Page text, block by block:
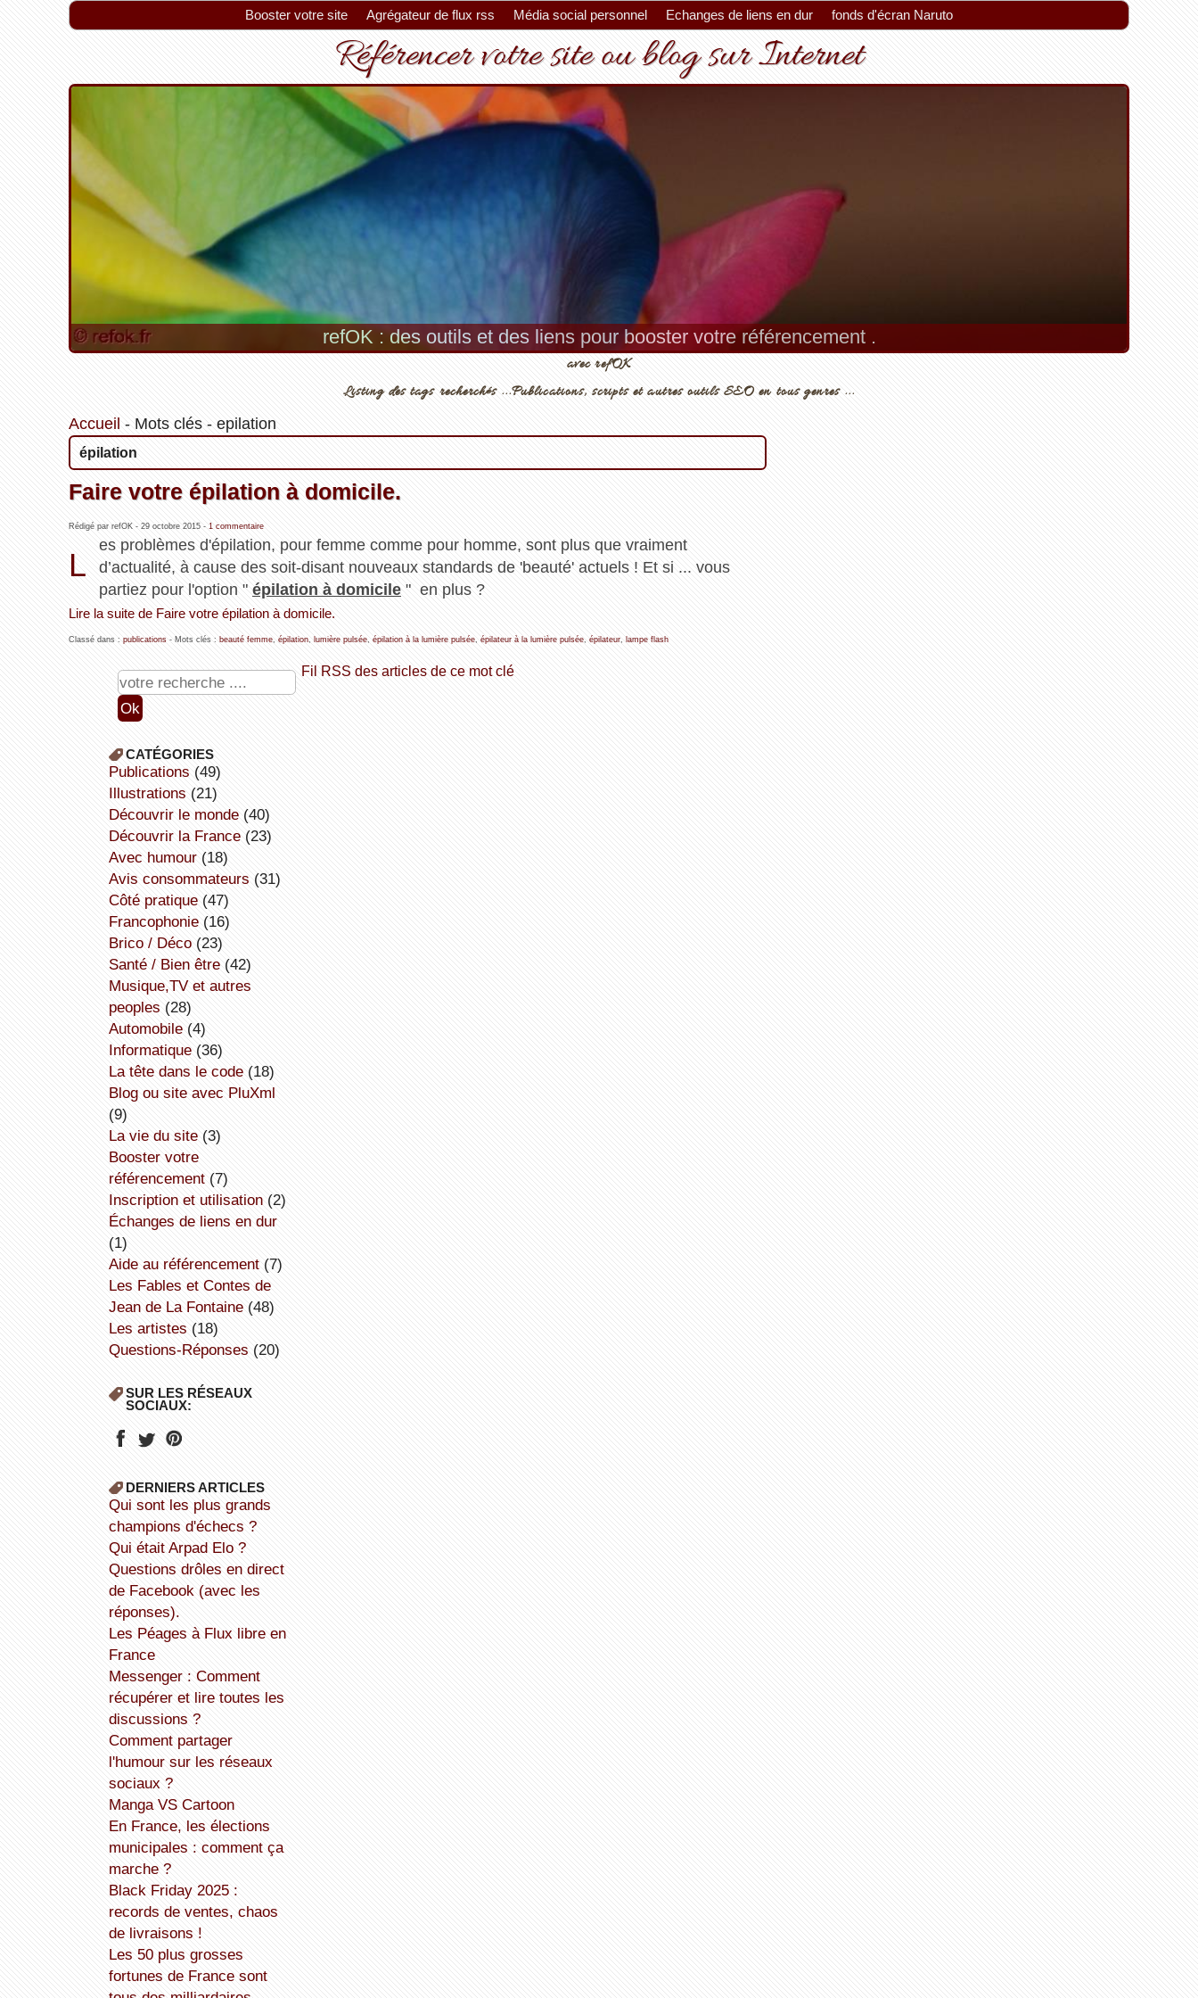
Booster votre site Agrégateur de flux rss Média social personnel Echanges de liens en dur fonds d'écran Naruto
Référencer votre site ou blog sur Internet
refOK : des outils et des liens pour booster votre référencement .
avec refOK
Listing des tags recherchés ...Publications, scripts et autres outils SEO en tous genres ...
Accueil - Mots clés- epilation
épilation
Faire votre épilation à domicile.
Rédigé par refOK - 29 octobre 2015- 1 commentaire
L
es problèmes d'épilation, pour femme comme pour homme, sont plus que vraiment
d’actualité, à cause des soit-disant nouveaux standards de 'beauté' actuels ! Et si ... vous
partiez pour l'option " épilation à domicile " en plus ?
Lire la suite de Faire votre épilation à domicile.
Classé dans : publications- Mots clés : beauté femme, épilation, lumière pulsée, épilation à la lumière pulsée, épilateur à la lumière pulsée, épilateur, lampe flash
Fil RSS des articles de ce mot clé
CATÉGORIES
publications (49)
illustrations (21)
découvrir le monde(40)
découvrir la France(23)
avec humour(18)
avis consommateurs (31)
côté pratique(47)
Francophonie(16)
Brico / Déco(23)
Santé / Bien être(42)
Musique,TV et autres
peoples (28)
Automobile(4)
informatique(36)
la tête dans le code(18)
Blog ou site avec PluXml
(9)
la vie du site(3)
booster votre
référencement(7)
inscription et utilisation(2)
échanges de liens en dur
(1)
aide au référencement(7)
Les Fables et Contes de
Jean de La Fontaine(48)
Les artistes (18)
Questions-Réponses (20)
SUR LES RÉSEAUX
SOCIAUX:
DERNIERS ARTICLES
Qui sont les plus grands
champions d'échecs ?
Qui était Arpad Elo ?
Questions drôles en direct
de Facebook (avec les
réponses).
Les Péages à Flux libre en
France
Messenger : Comment
récupérer et lire toutes les
discussions ?
Comment partager
l'humour sur les réseaux
sociaux ?
Manga VS Cartoon
En France, les élections
municipales : comment ça
marche ?
Black Friday 2025 :
records de ventes, chaos
de livraisons !
Les 50 plus grosses
fortunes de France sont